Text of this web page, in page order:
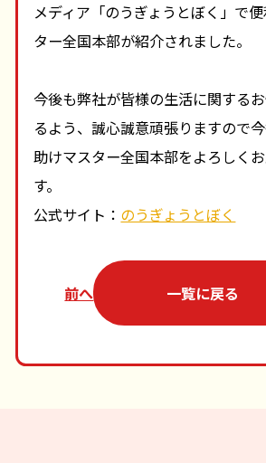
メディア「のうぎょうとぼく」で
ター全国本部が紹介されました。
今後も弊社が皆様の生活に関する
るよう、誠心誠意頑張りますので
助けマスター全国本部をよろしく
す。
公式サイト： のうぎょうとぼく
前へ 一覧に戻る